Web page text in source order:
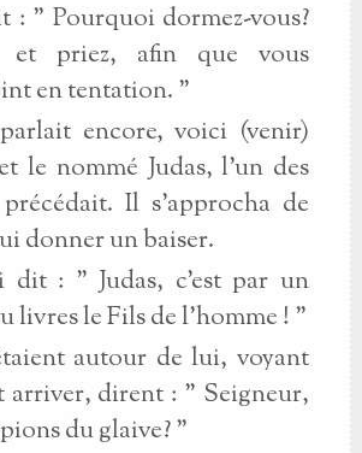
" Pourquoi dormez-vous?
et priez, afin que vous
en tentation. "
encore, voici (venir)
le nommé Judas, l'un des
Il s'approcha de
donner un baiser.
dit : " Judas, c'est par un
livres le Fils de l'homme ! "
autour de lui, voyant
arriver, dirent : " Seigneur,
du glaive? "